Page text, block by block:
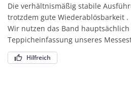
Die verhältnismäßig stabile
trotzdem gute Wiederablösbarkeit .
Wir nutzen das Band
Teppicheinfassung unseres
Hilfreich